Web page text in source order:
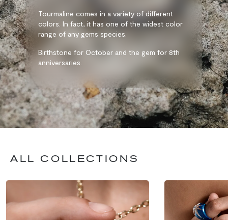
Tourmaline comes in a variety of different
colors. In fact, it has one of the widest color
range of any gems species.
Birthstone for October and the gem for 8th
anniversaries.
ALL COLLECTIONS